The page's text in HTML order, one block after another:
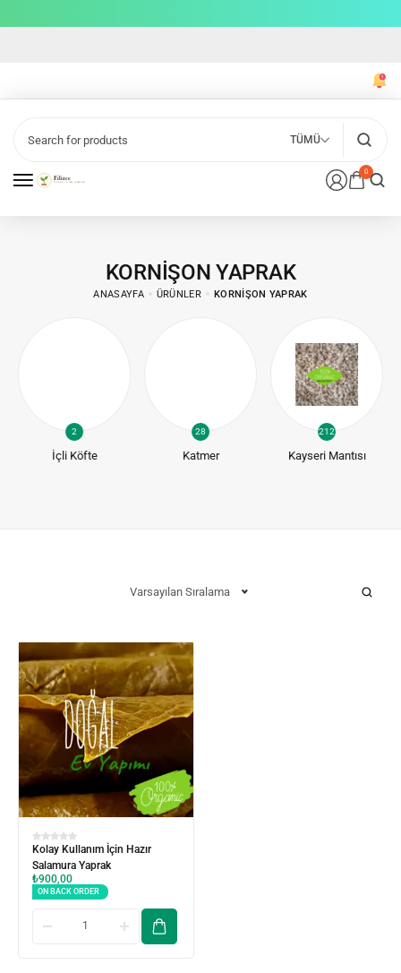
0
TÜMÜ
KORNIŞON YAPRAK
ANASAYFA ÜRÜNLER KORNIŞON YAPRAK
2
İçli Köfte
28
Katmer
212
Kayseri Mantısı
Varsayılan Sıralama
Kolay Kullanım İçin Hazır
Salamura Yaprak
₺900,00
ON BACK ORDER